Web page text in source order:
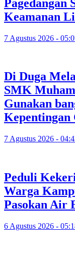
Pagedangan
Keamanan
7 Agustus 2026 -
Di Duga
SMK
Gunakan
Kepentingan
7 Agustus 2026 -
Peduli
Warga
Pasokan Air
6 Agustus 2026 -